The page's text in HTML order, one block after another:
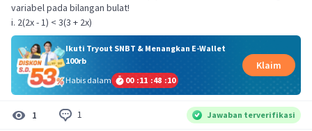
variabel pada bilangan bulat!
i. 2(2x - 1) < 3(3 + 2x)
Ikuti Tryout SNBT & Menangkan E-Wallet
100rb
Habis dalam
00 :11 :48 :10
Klaim
1 1 Jawaban terverifikasi